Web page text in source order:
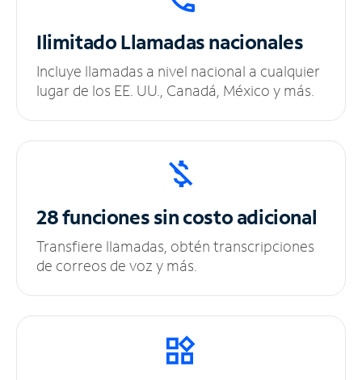
IlimitadoLlamadas nacionales
Incluye llamadas a nivel nacional a cualquier
lugar de los EE. UU., Canadá, México y más.
28 funciones sincosto adicional
Transfiere llamadas, obtén transcripciones
de correos de voz y más.